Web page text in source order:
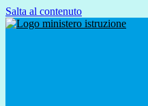
Salta al contenuto